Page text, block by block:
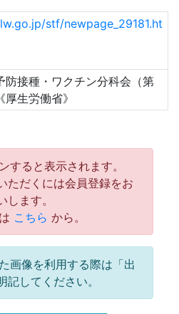
stf/newpage_29181.ht
防接種・ワクチン分科会（第
生労働省》
すると表示されます。
ただくには会員登録をお
します。
こちら から。
画像を利用する際は「出
記してください。